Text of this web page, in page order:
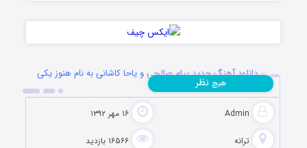
دانلود آهنگ جدید پیام صالحی و یاحا کاشانی به نام هنوز یکی
هست
Admin ۱۶ مهر ۱۳۹۲
ترانه ۱۶۵۶۶ بازدید
هیچ نظر